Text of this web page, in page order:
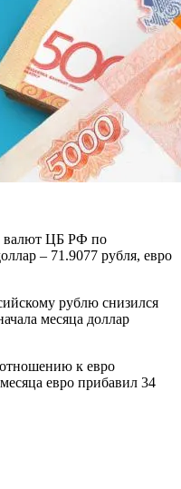
валют ЦБ РФ по
– 71.9077 рубля, евро
рублю снизился
месяца доллар
к евро
евро прибавил 34